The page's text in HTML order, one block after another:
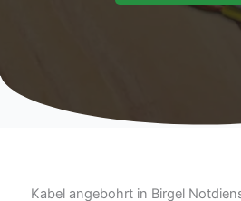
Kabel angebohrt in Birgel